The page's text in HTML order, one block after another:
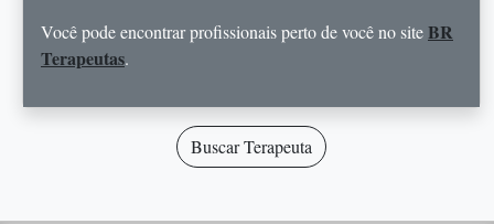
Você pode encontrar profissionais perto de você no siteBR
Terapeutas.
Buscar Terapeuta